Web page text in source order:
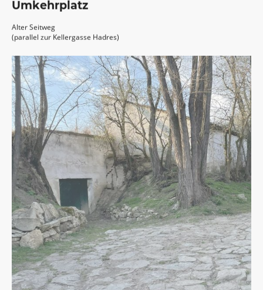
Umkehrplatz
Alter Seitweg
(parallel zur Kellergasse Hadres)